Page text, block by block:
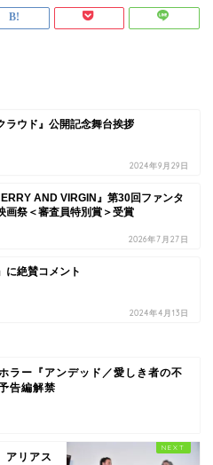
ラウド』公開記念舞台挨拶
2024年9月29日
AND VIRGIN』第30回ファンタ
画祭＜審査員特別賞＞受賞
2026年7月27日
に絶賛コメント
2024年4月13日
ラー『アンデッド／愛しき者の不
告編解禁
アリアス